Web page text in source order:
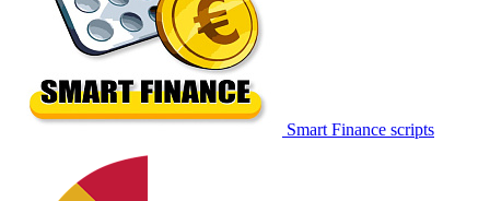
Smart Finance scripts